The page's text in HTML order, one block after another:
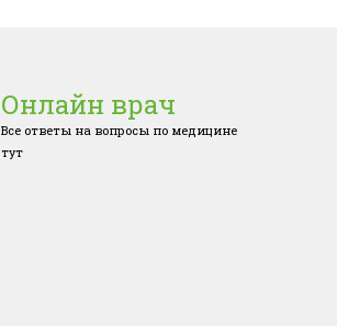
Онлайн врач
Все ответы на вопросы по медицине
тут